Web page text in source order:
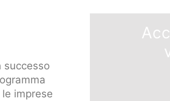
successo
imprese